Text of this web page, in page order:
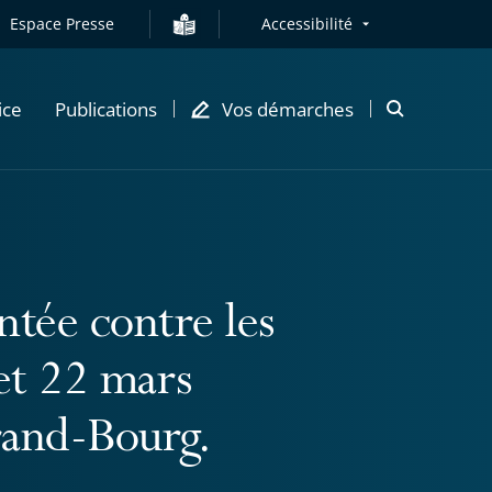
Espace Presse Accessibilité
Publications Vos démarches
Ouvrir
contre les
22 mars
Bourg.